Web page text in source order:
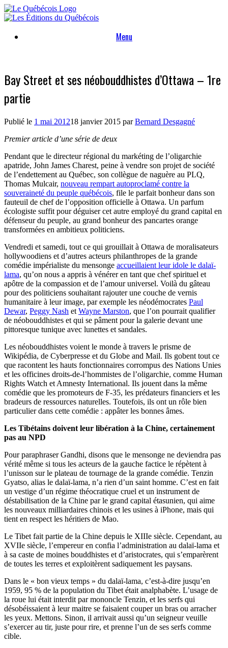
Skip
to
Menu
Bay Street et ses néobouddhistes d’Ottawa – 1re
partie
Publié le 1 mai 201218 janvier 2015 parBernard Desgagné
Premier article d’une série de deux
Pendant que le directeur régional du markéting de l’oligarchie
apatride, John James Charest, peine à vendre son projet de société
de l’endettement au Québec, son collègue de naguère au PLQ,
Thomas Mulcair, nouveau rempart autoproclamé contre la
souveraineté du peuple québécois, file le parfait bonheur dans son
fauteuil de chef de l’opposition officielle à Ottawa. Un parfum
écologiste suffit pour déguiser cet autre employé du grand capital en
défenseur du peuple, au grand bonheur des pancartes orange
transformées en ambitieux politiciens.
Vendredi et samedi, tout ce qui grouillait à Ottawa de moralisateurs
hollywoodiens et d’autres acteurs philanthropes de la grande
comédie impérialiste du mensonge accueillaient leur idole le dalaï-
lama, qu’on nous a appris à vénérer en tant que chef spirituel et
apôtre de la compassion et de l’amour universel. Voilà du gâteau
pour des politiciens souhaitant rajouter une couche de vernis
humanitaire à leur image, par exemple les néodémocrates Paul
Dewar, Peggy Nash et Wayne Marston, que l’on pourrait qualifier
de néobouddhistes et qui se pâment pour la galerie devant une
pittoresque tunique avec lunettes et sandales.
Les néobouddhistes voient le monde à travers le prisme de
Wikipédia, de Cyberpresse et du Globe and Mail. Ils gobent tout ce
que racontent les hauts fonctionnaires corrompus des Nations Unies
et les officines droits-de-l’hommistes de l’oligarchie, comme Human
Rights Watch et Amnesty International. Ils jouent dans la même
comédie que les promoteurs de F-35, les prédateurs financiers et les
bradeurs de ressources naturelles. Toutefois, ils ont un rôle bien
particulier dans cette comédie : appâter les bonnes âmes.
Les Tibétains doivent leur libération à la Chine, certainement
pas au NPD
Pour paraphraser Gandhi, disons que le mensonge ne deviendra pas
vérité même si tous les acteurs de la gauche factice le répètent à
l’unisson sur le plateau de tournage de la grande comédie. Tenzin
Gyatso, alias le dalaï-lama, n’a rien d’un saint homme. C’est en fait
un vestige d’un régime théocratique cruel et un instrument de
déstabilisation de la Chine par le grand capital étasunien, qui aime
les nouveaux milliardaires chinois et les usines à iPhone, mais qui
tient en respect les héritiers de Mao.
Le Tibet fait partie de la Chine depuis le XIIIe siècle. Cependant, au
XVIIe siècle, l’empereur en confia l’administration au dalaï-lama et
à sa caste de moines bouddhistes et d’aristocrates, qui s’emparèrent
de toutes les terres et exploitèrent sadiquement les paysans.
Dans le « bon vieux temps » du dalaï-lama, c’est-à-dire jusqu’en
1959, 95 % de la population du Tibet était analphabète. L’usage de
la roue lui était interdit par mononcle Tenzin, et les serfs qui
désobéissaient à leur maitre se faisaient couper un bras ou arracher
les yeux. Mettons. Sinon, il arrivait aussi qu’un seigneur veuille
s’exercer au tir, juste pour rire, et prenne l’un de ses serfs comme
cible.